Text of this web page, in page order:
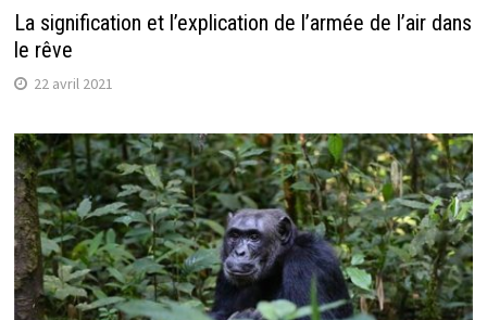
La signification et l’explication de l’armée de l’air dans
le rêve
22 avril 2021